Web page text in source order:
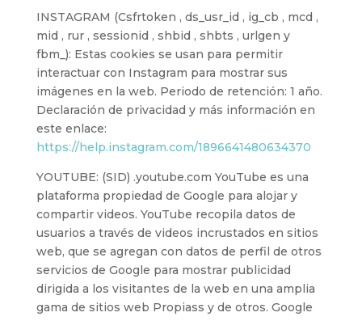
INSTAGRAM (Csfrtoken , ds_usr_id , ig_cb , mcd ,
mid , rur , sessionid , shbid , shbts , urlgen y
fbm_): Estas cookies se usan para permitir
interactuar con Instagram para mostrar sus
imágenes en la web. Periodo de retención: 1 año.
Declaración de privacidad y más información en
este enlace:
https://help.instagram.com/1896641480634370
YOUTUBE: (SID) .youtube.com YouTube es una
plataforma propiedad de Google para alojar y
compartir videos. YouTube recopila datos de
usuarios a través de videos incrustados en sitios
web, que se agregan con datos de perfil de otros
servicios de Google para mostrar publicidad
dirigida a los visitantes de la web en una amplia
gama de sitios web Propiass y de otros. Google